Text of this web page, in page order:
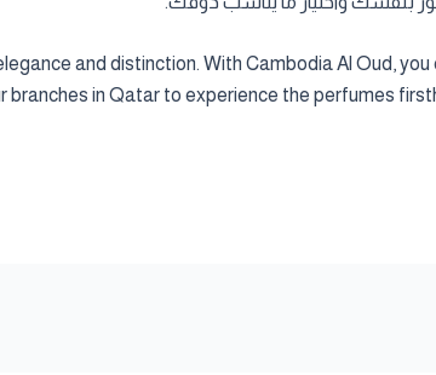
and distinction. With Cambodia Al Oud,
branches in Qatar to experience the perfumes